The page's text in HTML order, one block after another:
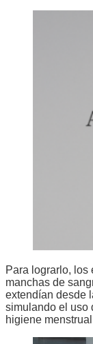
Para lograrlo, los
manchas de
extendían desde
simulando el uso
higiene